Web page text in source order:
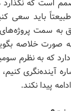
است که نگذارد
طبیعتاً باید
به سمت
خلاصه
که به نظرم
آینده‌نگری
پیدا نکند.